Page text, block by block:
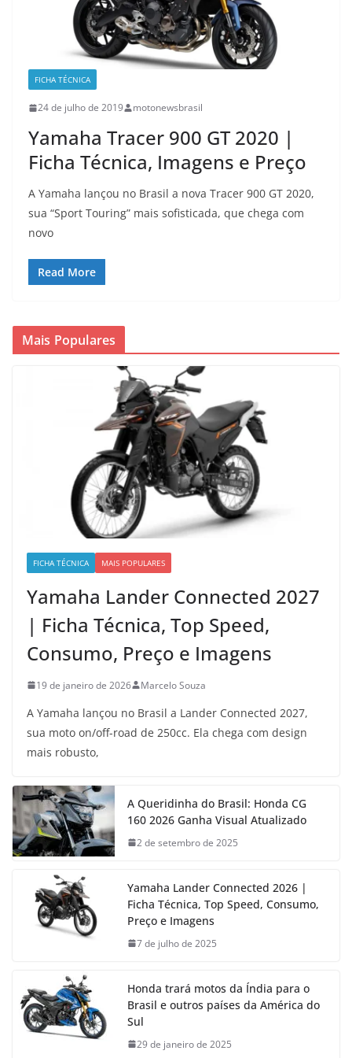
FICHA TÉCNICA
24 de julho de 2019 motonewsbrasil
Yamaha Tracer 900 GT 2020 |
Ficha Técnica, Imagens e Preço
A Yamaha lançou no Brasil a nova Tracer 900 GT 2020,
sua “Sport Touring” mais sofisticada, que chega com
novo
Read More
Mais Populares
FICHA TÉCNICA MAIS POPULARES
Yamaha Lander Connected 2027
| Ficha Técnica, Top Speed,
Consumo, Preço e Imagens
19 de janeiro de 2026 Marcelo Souza
A Yamaha lançou no Brasil a Lander Connected 2027,
sua moto on/off-road de 250cc. Ela chega com design
mais robusto,
A Queridinha do Brasil: Honda CG
160 2026 Ganha Visual Atualizado
2 de setembro de 2025
Yamaha Lander Connected 2026 |
Ficha Técnica, Top Speed, Consumo,
Preço e Imagens
7 de julho de 2025
Honda trará motos da Índia para o
Brasil e outros países da América do
Sul
29 de janeiro de 2025